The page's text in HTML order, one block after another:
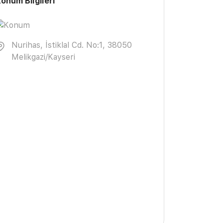
Nurihas, İstiklal Cd. No:1, 38050
Melikgazi/Kayseri